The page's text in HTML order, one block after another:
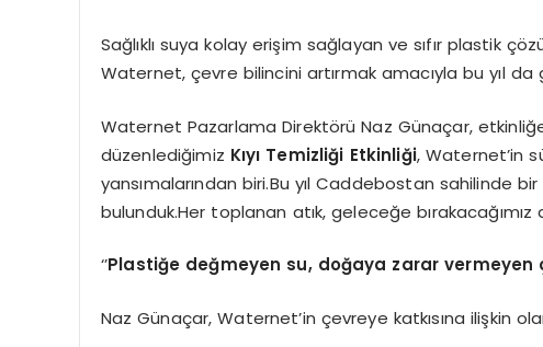
Sağlıklı suya kolay erişim sağlayan ve sıfır plastik
Waternet, çevre bilincini artırmak amacıyla bu yıl
Waternet Pazarlama Direktörü Naz Günaçar, etkinliğe
düzenlediğimiz Kıyı Temizliği Etkinliği, Waternet’in
yansımalarından biri.Bu yıl Caddebostan sahilinde
bulunduk.Her toplanan atık, geleceğe
‘’Plastiğe değmeyen su, doğaya zarar vermeyen
Naz Günaçar, Waternet’in çevreye katkısına ilişkin